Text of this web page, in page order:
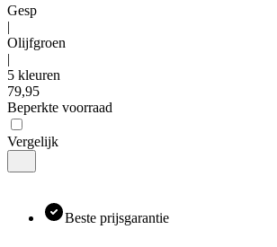
Gesp
|
Olijfgroen
|
5 kleuren
79,95
Beperkte voorraad
Vergelijk
Beste prijsgarantie